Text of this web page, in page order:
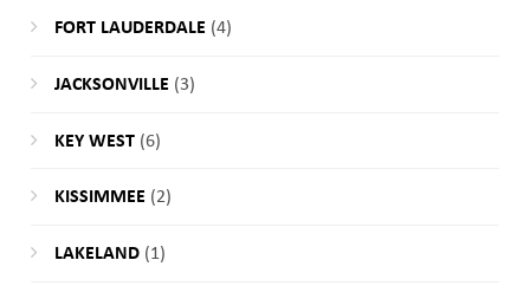
FORT LAUDERDALE (4)
JACKSONVILLE (3)
KEY WEST(6)
KISSIMMEE (2)
LAKELAND(1)